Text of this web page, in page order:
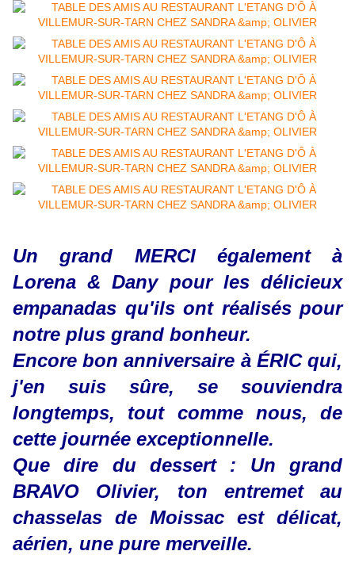
Un grand MERCI également à
Lorena & Dany pour les délicieux
empanadas qu'ils ont réalisés pour
notre plus grand bonheur.
Encore bon anniversaire à ÉRIC qui,
j'en suis sûre, se souviendra
longtemps, tout comme nous, de
cette journée exceptionnelle.
Que dire du dessert : Un grand
BRAVO Olivier, ton entremet au
chasselas de Moissac est délicat,
aérien, une pure merveille.